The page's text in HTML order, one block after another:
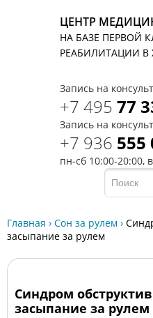
ЦЕНТР
НА БАЗЕ ПЕРВОЙ
РЕАБИЛИТАЦИИ
Запись на
+7 495 77
Запись на
+7 936 555
пн-сб 10:00-20:00,
Главная › Сон за рулем ›
засыпание за рулем
Синдром
засыпание за рулем